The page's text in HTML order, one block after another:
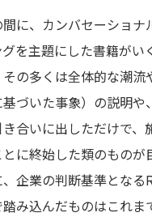
間に、カンバセーショナ
を主題にした書籍がい
その多くは全体的な潮流
基づいた事象）の説明や
合いに出しただけで、
に終始した類のものが
企業の判断基準となる
み込んだものはこれま